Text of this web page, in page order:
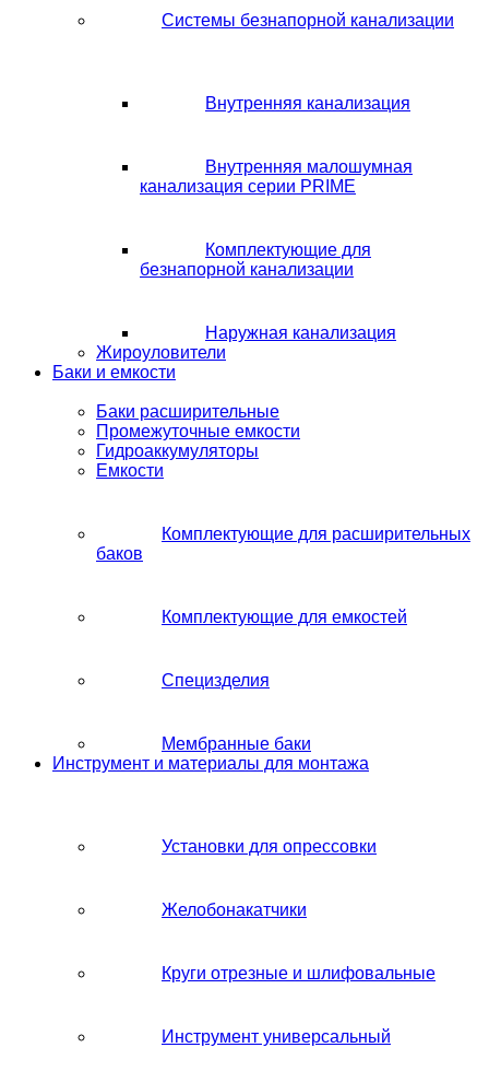
Системы безнапорной канализации
Внутренняя канализация
Внутренняя малошумная
канализация серии PRIME
Комплектующие для
безнапорной канализации
Наружная канализация
Жироуловители
Баки и емкости
Баки расширительные
Промежуточные емкости
Гидроаккумуляторы
Емкости
Комплектующие для расширительных
баков
Комплектующие для емкостей
Специзделия
Мембранные баки
Инструмент и материалы для монтажа
Установки для опрессовки
Желобонакатчики
Круги отрезные и шлифовальные
Инструмент универсальный